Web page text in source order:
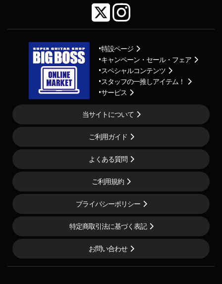
特設ページ
キャンペーン・セール・フェア
スペシャルコンテンツ
スタッフの一推しアイテム！
サービス
当サイトについて
ご利用ガイド
よくある質問
ご利用規約
プライバシーポリシー
特定商取引法に基づく表記
お問い合わせ